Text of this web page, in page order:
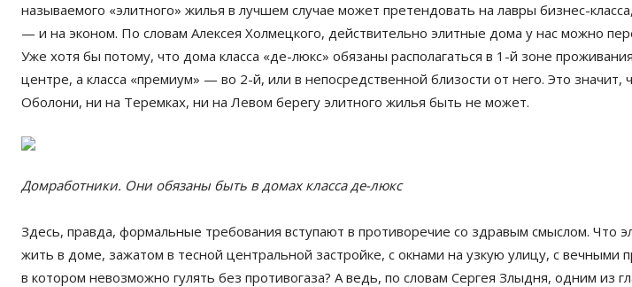
называемого «элитного» жилья в лучшем случае может претендовать на лавры бизнес-
— и на эконом. По словам Алексея Холмецкого, действительно элитные дома у нас можно
Уже хотя бы потому, что дома класса «де-люкс» обязаны располагаться в 1-й зоне
центре, а класса «премиум» — во 2-й, или в непосредственной близости от него. Это значит,
Оболони, ни на Теремках, ни на Левом берегу элитного жилья быть не может.
Домработники. Они обязаны быть в домах класса де-люкс
Здесь, правда, формальные требования вступают в противоречие со здравым смыслом. Что
жить в доме, зажатом в тесной центральной застройке, с окнами на узкую улицу, с вечными
в котором невозможно гулять без противогаза? А ведь, по словам Сергея Злыдня, одним из